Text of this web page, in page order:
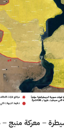
معركة منبج – 06 حزيران 2016